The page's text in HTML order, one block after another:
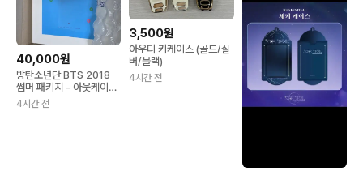
40,000원
방탄소년단 BTS 2018
썸머 패키지 - 아웃케이스
블랙
4시간 전
3,500원
아우디 키케이스 (골드/실
버/블랙)
4시간 전